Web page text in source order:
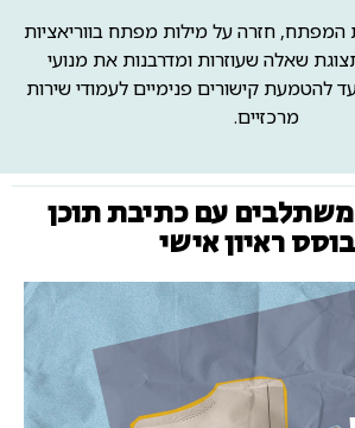
המפתח, חזרה על מילות מפתח בווריאציות
שאלה שעוזרות ומדרבנות את מנועי
להטמעת קישורים פנימיים לעמודי שירות
מרכזיים.
עם כתיבת תוכן
ראיון אישי